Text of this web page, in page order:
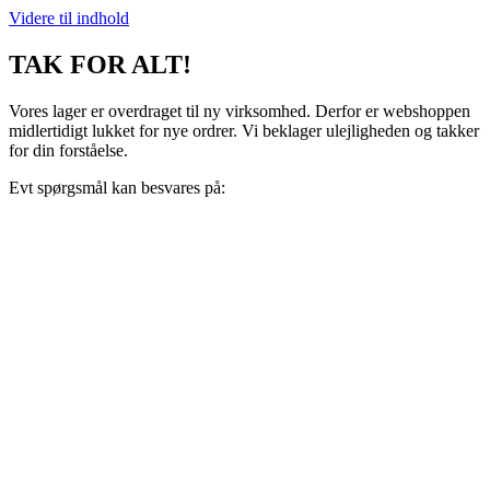
Videre til indhold
TAK FOR ALT!
Vores lager er overdraget til ny virksomhed. Derfor er webshoppen
midlertidigt lukket for nye ordrer. Vi beklager ulejligheden og takker
for din forståelse.
Evt spørgsmål kan besvares på: